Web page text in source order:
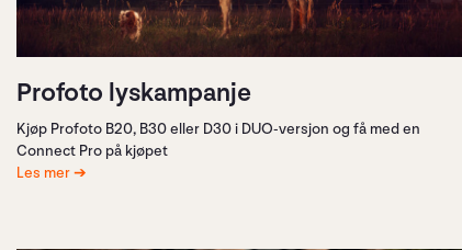
Profoto lyskampanje
Kjøp Profoto B20, B30 eller D30 i DUO-versjon og få med en
Connect Pro på kjøpet
Les mer